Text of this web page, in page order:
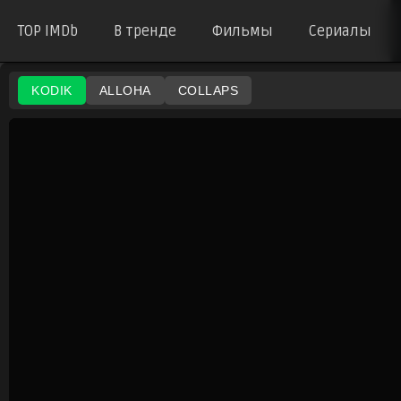
TOP IMDb В тренде Фильмы Сериалы
KODIK ALLOHA COLLAPS